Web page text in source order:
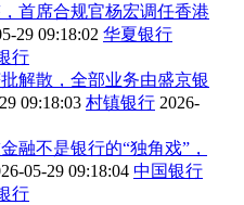
首席合规官杨宏调任香港
29 09:18:02 华夏银行
行
解散，全部业务由盛京银
09:18:03 村镇银行 2026-
融不是银行的“独角戏”，
05-29 09:18:04 中国银行
行